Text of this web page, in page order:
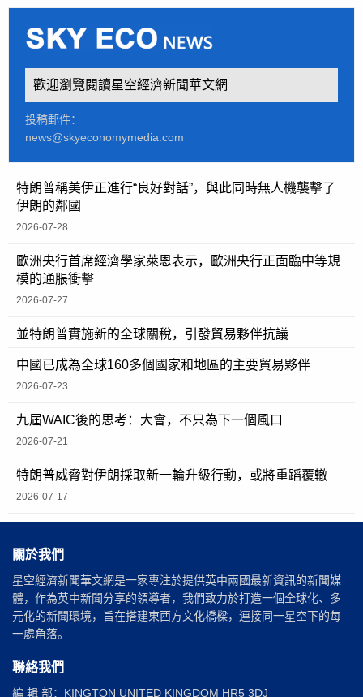
歡迎瀏覽閱讀星空經濟新聞華文網
投稿郵件：
news@skyeconomymedia.com
特朗普稱美伊正進行“良好對話”，與此同時無人機襲擊了
伊朗的鄰國
2026-07-28
歐洲央行首席經濟學家萊恩表示，歐洲央行正面臨中等規
模的通脹衝擊
2026-07-27
並特朗普實施新的全球關稅，引發貿易夥伴抗議
中國已成為全球160多個國家和地區的主要貿易夥伴
2026-07-23
九屆WAIC後的思考：大會，不只為下一個風口
2026-07-21
特朗普威脅對伊朗採取新一輪升級行動，或將重蹈覆轍
2026-07-17
關於我們
星空經濟新聞華文網是一家專注於提供英中兩國最新資訊的新聞媒
體，作為英中新聞分享的領導者，我們致力於打造一個全球化、多
元化的新聞環境，旨在搭建東西方文化橋樑，連接同一星空下的每
一處角落。
聯絡我們
編 輯 部：KINGTON UNITED KINGDOM HR5 3DJ